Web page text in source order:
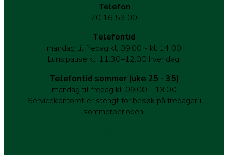
Telefon
70 16 53 00
Telefontid
mandag til fredag kl. 09.00 - kl. 14.00
Lunsjpause kl. 11.30–12.00 hver dag.
Telefontid sommer (uke 25 - 35)
mandag til fredag kl. 09.00 - 13.00
Servicekontoret er stengt for besøk på fredager i
sommerperioden.